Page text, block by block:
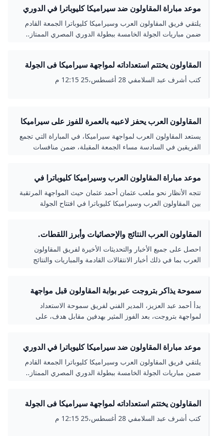
موعد مباراة المقاولون ضد سيراميكا كليوباترا في الدوري
الممتاز
يلتقي فريق المقاولون العرب وسيراميكا كليوباترا الجمعة القادم
ضمن مباريات الجولة الخامسة ببطولة الدوري المصري الممتاز..
المقاولون يختتم استعداداته لمواجهة سيراميكا فى الجولة
الخامسة بـ«دورى NILE» - جريدة الأهالي المصرية
كتب أشرف عبد السلامفي 28 أغسطس،25 12:15 م
المقاولون العرب يحفز لاعبيه بالعمرة للفوز على سيراميكا
في الدوري - اليوم السابع
يستعد المقاولون العرب لمواجهة سيراميكا، في المباراة التي تجمع
الفريقين في السادسة مساء الجمعة المقبلة، ضمن منافسات
موعد مباراة المقاولون العرب وسيراميكا كليوباترا في
الدوري الممتاز والقنوات الناقلة
تتجه الأنظار نحو ملعب عثمان أحمد عثمان حيث المواجهة المرتقبة
بين المقاولون العرب وسيراميكا كليوباترا في افتتاح الجولة
المقاولون العرب النتائج والإحصائيات وأبرز اللقطات.
كووورة
احصل على جميع الأخبار والتحديثات الأخيرة لفريق المقاولون
العرب بما في ذلك أخبار الانتقالات القادمة والمباريات والنتائج
سموحة يذاكر بتروجت عبر بوابة المقاولون قبل مواجهة
الأحد - اليوم السابع
بدأ أحمد عبد العزيز، المدير الفني لفريق سموحة الاستعداد
لمواجهة بتروجت، بعد الفوز المثير بهدفين مقابل هدف، على
موعد مباراة المقاولون ضد سيراميكا كليوباترا في الدوري
الممتاز
يلتقي فريق المقاولون العرب وسيراميكا كليوباترا الجمعة القادم
ضمن مباريات الجولة الخامسة ببطولة الدوري المصري الممتاز..
المقاولون يختتم استعداداته لمواجهة سيراميكا فى الجولة
الخامسة بـ«دورى NILE» - جريدة الأهالي المصرية
كتب أشرف عبد السلامفي 28 أغسطس،25 12:15 م